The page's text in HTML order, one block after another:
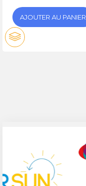
AJOUTER AU PANIER